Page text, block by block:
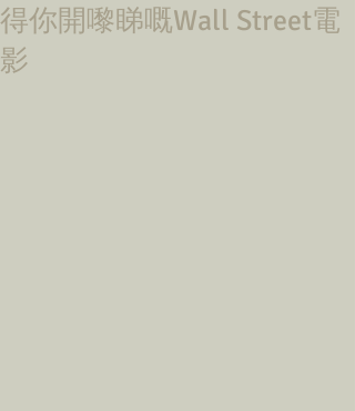
Learn more about the Career Training Program 26/27
得你開嚟睇嘅Wall Street電
影